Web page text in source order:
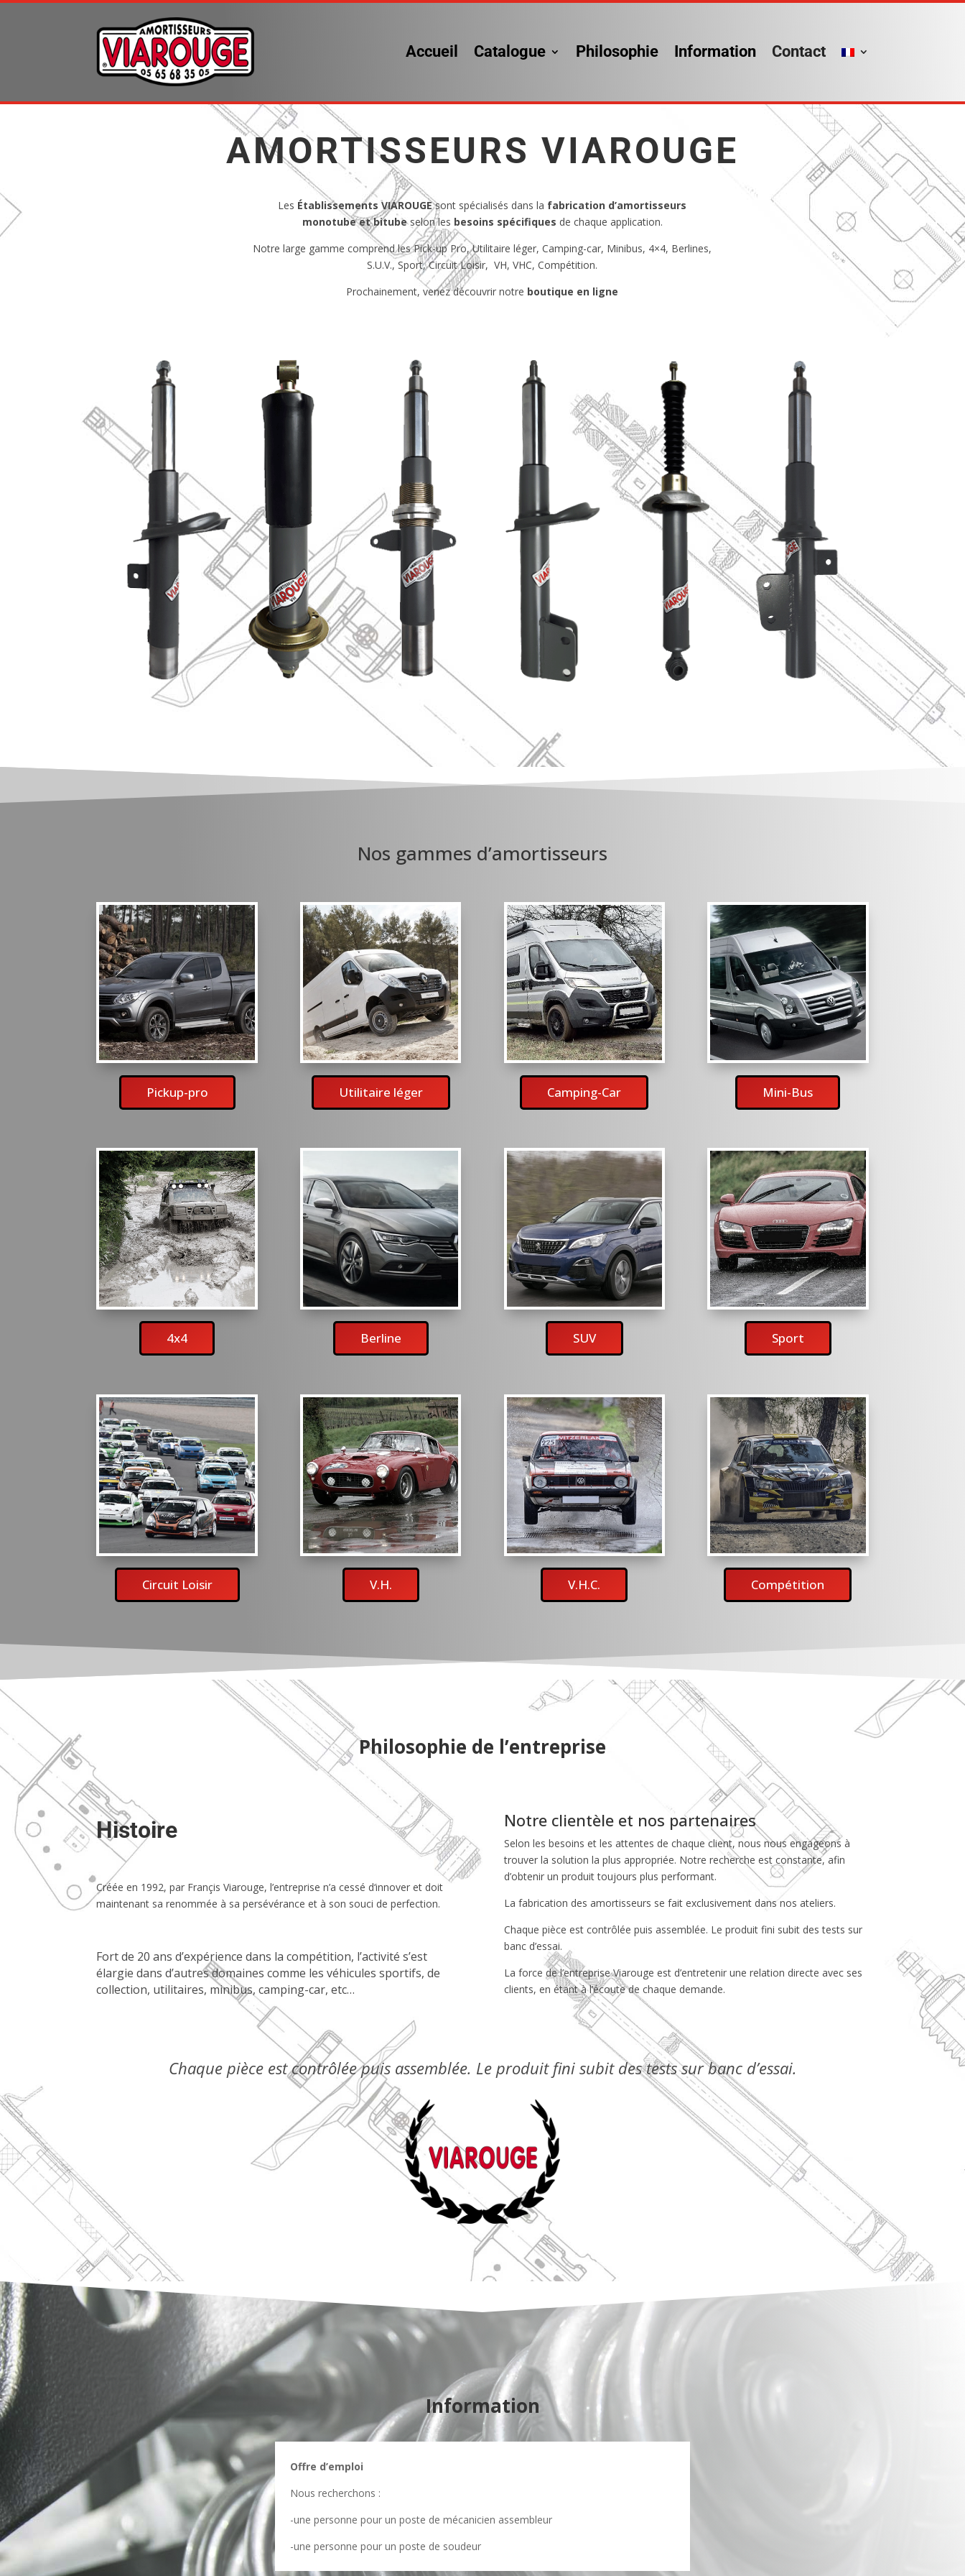
Accueil Catalogue Philosophie Information Contact
AMORTISSEURS VIAROUGE
Les Établissements VIAROUGEsont spécialisés dans la fabrication d’amortisseurs
monotube et bitubeselon les besoins spécifiques de chaque application.
Notre large gamme comprend les Pick-up Pro, Utilitaire léger, Camping-car, Minibus, 4×4, Berlines,
S.U.V., Sport, Circuit Loisir, VH, VHC, Compétition.
Prochainement, venez découvrir notre boutique en ligne
Nos gammes d’amortisseurs
Pickup-pro Utilitaire léger Camping-Car Mini-Bus
4x4 Berline SUV Sport
Circuit Loisir V.H. V.H.C. Compétition
Philosophie de l’entreprise
Histoire
Créée en 1992, par Françis Viarouge, l’entreprise n’a cessé d‘innover et doit
maintenant sa renommée à sa persévérance et à son souci de perfection.
Fort de 20 ans d’expérience dans la compétition, l’activité s’est
élargie dans d’autres domaines comme les véhicules sportifs, de
collection, utilitaires, minibus, camping-car, etc…
Notre clientèle et nos partenaires
Selon les besoins et les attentes de chaque client, nous nous engageons à
trouver la solution la plus appropriée. Notre recherche est constante, afin
d’obtenir un produit toujours plus performant.
La fabrication des amortisseurs se fait exclusivement dans nos ateliers.
Chaque pièce est contrôlée puis assemblée. Le produit fini subit des tests sur
banc d’essai.
La force de l’entreprise Viarouge est d’entretenir une relation directe avec ses
clients, en étant à l’écoute de chaque demande.
Chaque pièce est contrôlée puis assemblée. Le produit fini subit des tests sur banc d’essai.
Information
Offre d’emploi
Nous recherchons :
-une personne pour un poste de mécanicien assembleur
-une personne pour un poste de soudeur